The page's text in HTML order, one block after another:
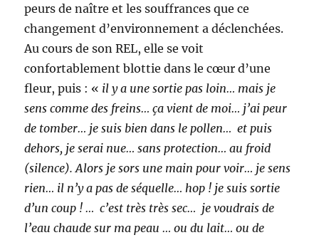
peurs de naître et les souffrances que ce
changement d’environnement a déclenchées.
Au cours de son REL, elle se voit
confortablement blottie dans le cœur d’une
fleur, puis : « il y a une sortie pas loin… mais je
sens comme des freins… ça vient de moi… j’ai peur
de tomber… je suis bien dans le pollen… et puis
dehors, je serai nue… sans protection… au froid
(silence). Alors je sors une main pour voir… je sens
rien… il n’y a pas de séquelle… hop ! je suis sortie
d’un coup ! … c’est très très sec… je voudrais de
l’eau chaude sur ma peau … ou du lait… ou de